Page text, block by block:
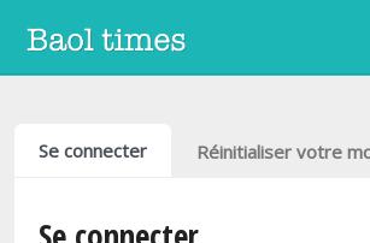
Aller au
Onglets principaux
Se connecter Réinitialiser votre